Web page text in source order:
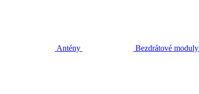
Antény Bezdrátové moduly